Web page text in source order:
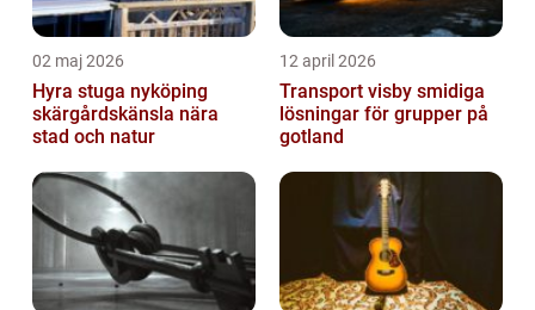
02 maj 2026
Hyra stuga nyköping
skärgårdskänsla nära
stad och natur
12 april 2026
Transport visby smidiga
lösningar för grupper på
gotland